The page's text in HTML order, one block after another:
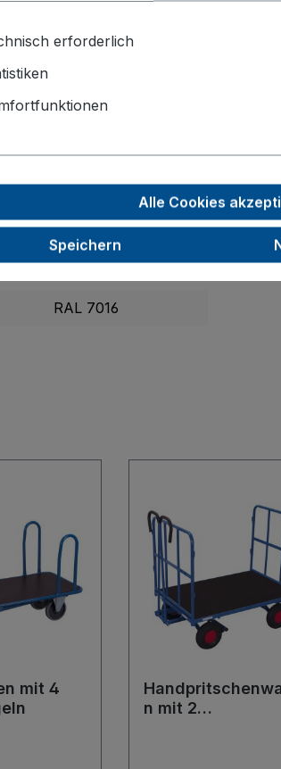
patentiertem EasySTOP-Bremssystem
500
RAL 7016
mit 4
n mit 2
erforderlich
Alle Cookies
Speichern